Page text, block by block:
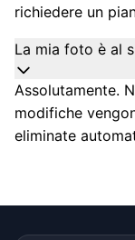
richiedere un
La mia foto è al
Assolutamente.
modifiche
eliminate